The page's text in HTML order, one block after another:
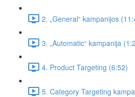
2. „General“ kampanijos
3. „Automatic“ kampanija
4. Product Targeting (6:52)
5. Category Targeting